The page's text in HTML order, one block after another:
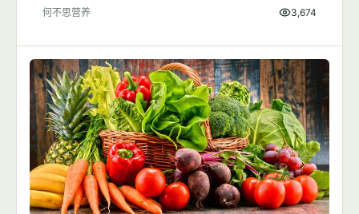
何不思营养 3,674